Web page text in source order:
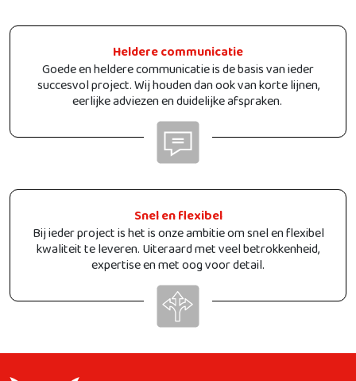
Heldere communicatie
Goede en heldere communicatie is de basis van ieder
succesvol project. Wij houden dan ook van korte lijnen,
eerlijke adviezen en duidelijke afspraken.
Snel en flexibel
Bij ieder project is het is onze ambitie om snel en flexibel
kwaliteit te leveren. Uiteraard met veel betrokkenheid,
expertise en met oog voor detail.